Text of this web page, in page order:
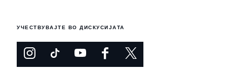
УЧЕСТВУВАЈТЕ ВО ДИСКУСИЈАТА